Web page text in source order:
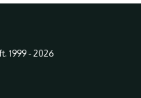
1999 - 2026